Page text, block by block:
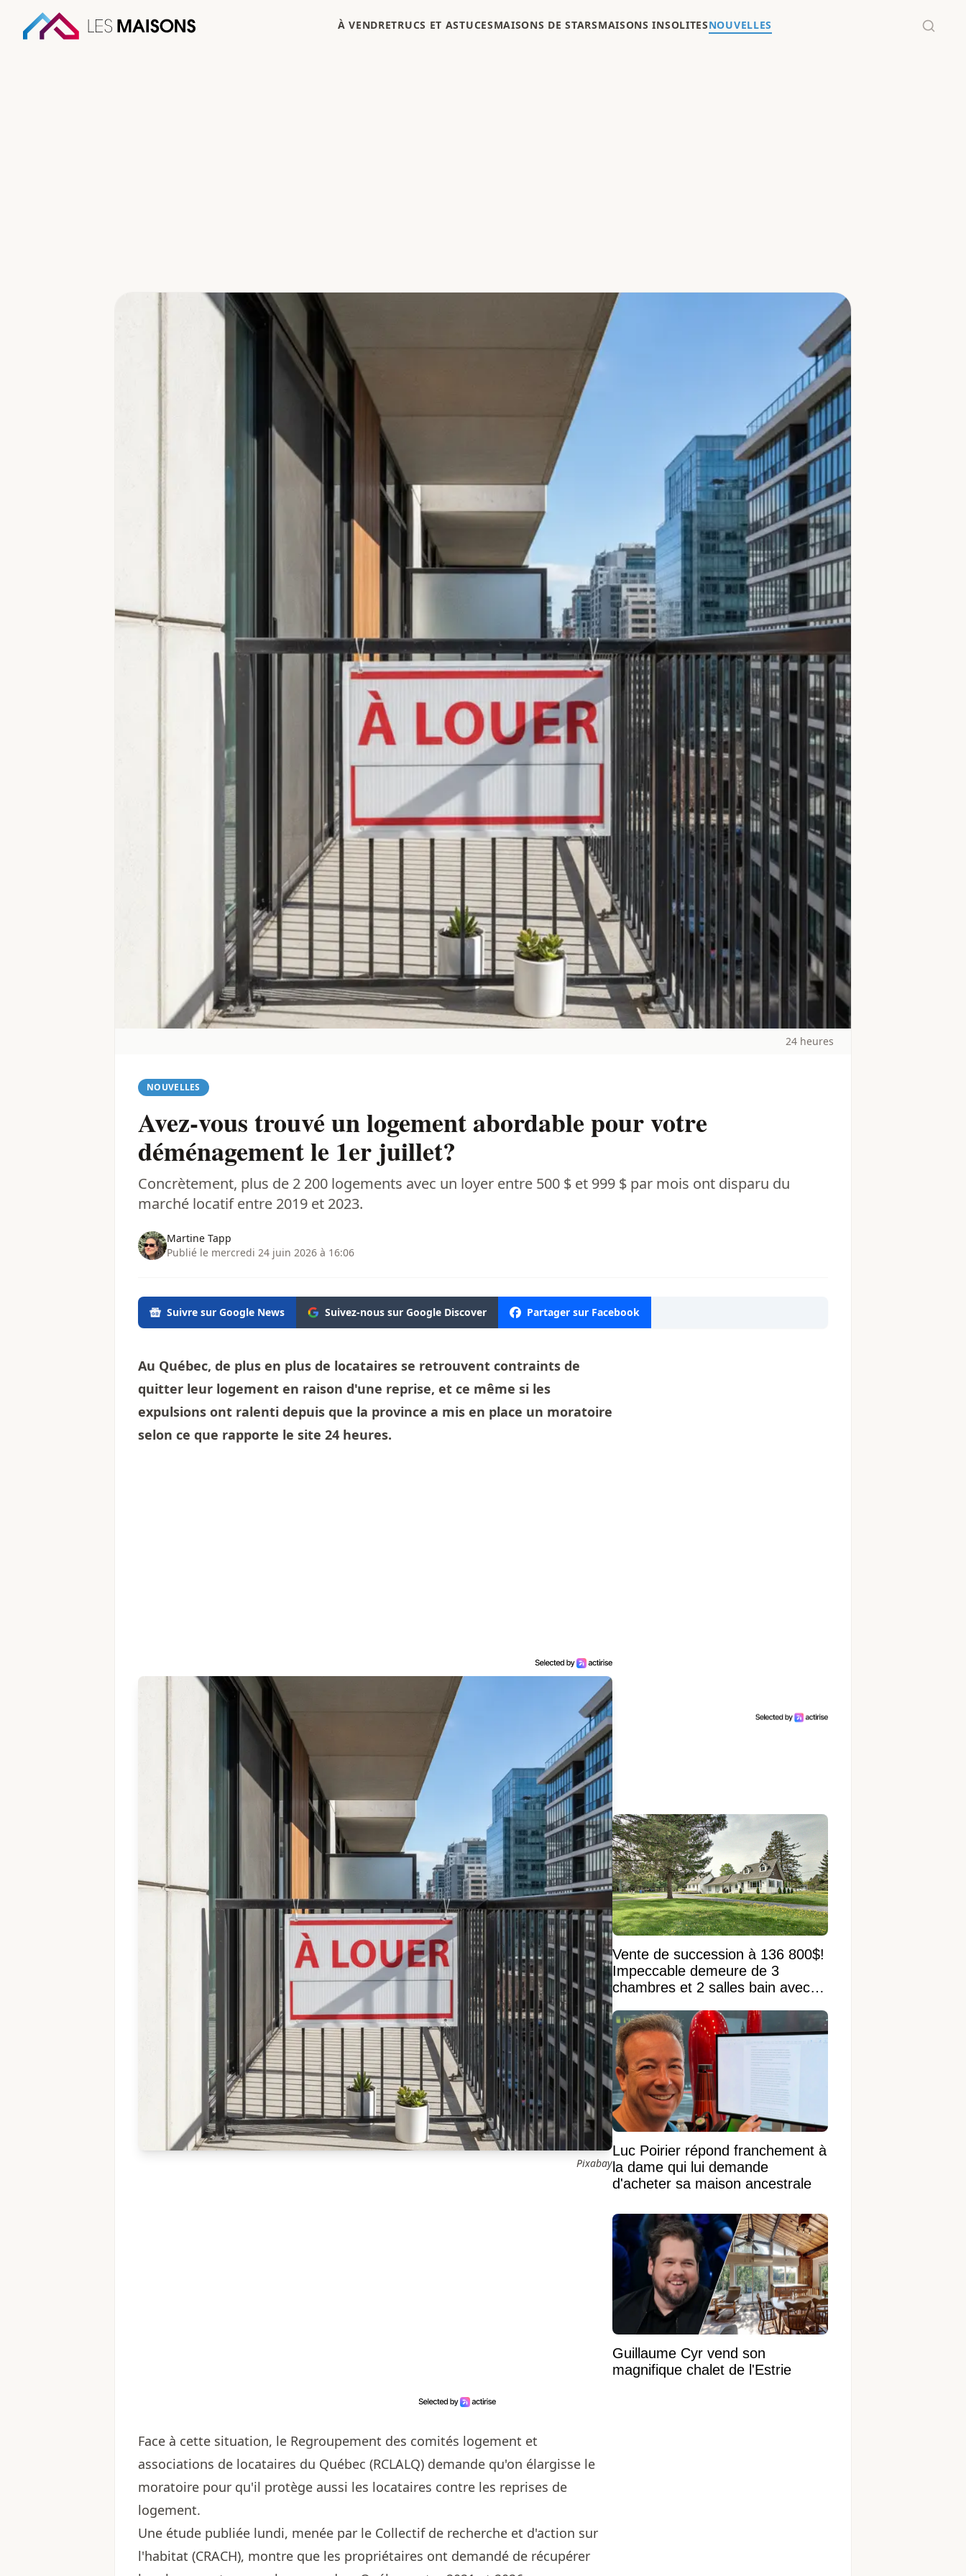
À VENDRETRUCS ET ASTUCESMAISONS DE STARSMAISONS INSOLITESNOUVELLES
24 heures
NOUVELLES
Avez-vous trouvé un logement abordable pour votre
déménagement le 1er juillet?
Concrètement, plus de 2 200 logements avec un loyer entre 500 $ et 999 $ par mois ont disparu du
marché locatif entre 2019 et 2023.
Martine Tapp
Publié le mercredi 24 juin 2026 à 16:06
Suivre sur Google News Suivez-nous sur Google Discover Partager sur Facebook
Au Québec, de plus en plus de locataires se retrouvent contraints de
quitter leur logement en raison d'une reprise, et ce même si les
expulsions ont ralenti depuis que la province a mis en place un moratoire
selon ce que rapporte le site 24 heures.
Pixabay
Face à cette situation, le Regroupement des comités logement et
associations de locataires du Québec (RCLALQ) demande qu'on élargisse le
moratoire pour qu'il protège aussi les locataires contre les reprises de
logement.
Une étude publiée lundi, menée par le Collectif de recherche et d'action sur
l'habitat (CRACH), montre que les propriétaires ont demandé de récupérer
Vente de succession à 136 800$!
Impeccable demeure de 3
chambres et 2 salles bain avec
Luc Poirier répond franchement à
la dame qui lui demande
d'acheter sa maison ancestrale
Guillaume Cyr vend son
magnifique chalet de l'Estrie